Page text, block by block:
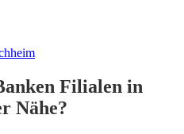
Filialen in
Nähe?